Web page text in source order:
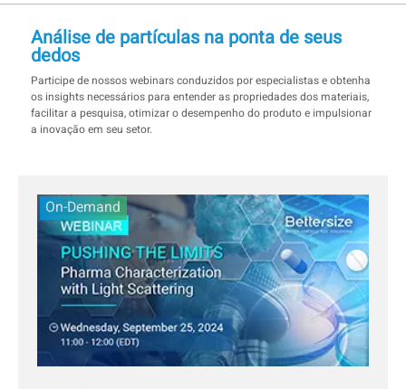
Análise de partículas na ponta de seus
dedos
Participe de nossos webinars conduzidos por especialistas e obtenha
os insights necessários para entender as propriedades dos materiais,
facilitar a pesquisa, otimizar o desempenho do produto e impulsionar
a inovação em seu setor.
On-Demand